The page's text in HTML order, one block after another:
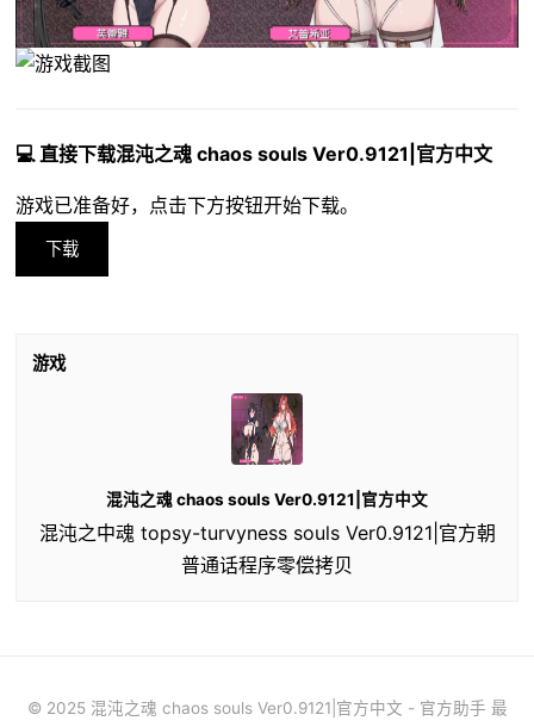
💻 直接下载混沌之魂 chaos souls Ver0.9121|官方中文
游戏已准备好，点击下方按钮开始下载。
下载
游戏
混沌之魂 chaos souls Ver0.9121|官方中文
混沌之中魂 topsy-turvyness souls Ver0.9121|官方朝
普通话程序零偿拷贝
© 2025 混沌之魂 chaos souls Ver0.9121|官方中文 - 官方助手 最